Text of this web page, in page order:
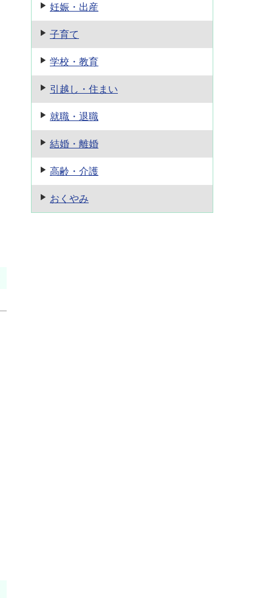
妊娠・出産
子育て
学校・教育
引越し・住まい
就職・退職
結婚・離婚
高齢・介護
おくやみ